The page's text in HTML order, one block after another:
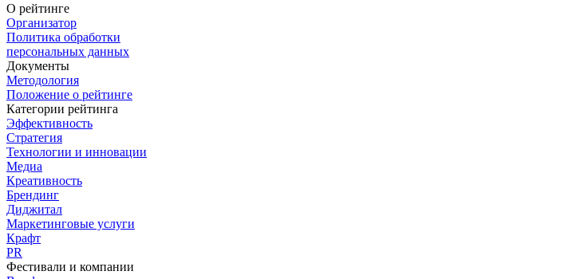
О рейтинге
Организатор
Политика обработки
персональных данных
Документы
Методология
Положение о рейтинге
Категории рейтинга
Эффективность
Стратегия
Технологии и инновации
Медиа
Креативность
Брендинг
Диджитал
Маркетинговые услуги
Крафт
PR
Фестивали и компании